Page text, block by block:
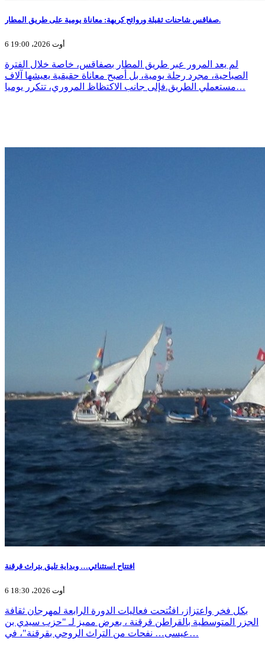
صفاقس شاحنات ثقيلة وروائح كريهة: معاناة يومية على طريق المطار.
6 أوت 2026، 19:00
لم يعد المرور عبر طريق المطار بصفاقس، خاصة خلال الفترة
الصباحية، مجرد رحلة يومية، بل أصبح معاناة حقيقية يعيشها آلاف
مستعملي الطريق.فإلى جانب الاكتظاظ المروري، تتكرر يوميا…
افتتاح استثنائي… وبداية تليق بتراث قرقنة
6 أوت 2026، 18:30
بكل فخر واعتزاز، افتُتحت فعاليات الدورة الرابعة لمهرجان ثقافة
الجزر المتوسطية بالقراطن قرقنة ، بعرض مميز لـ "حزب سيدي بن
عيسى… نفحات من التراث الروحي بقرقنة"، في…